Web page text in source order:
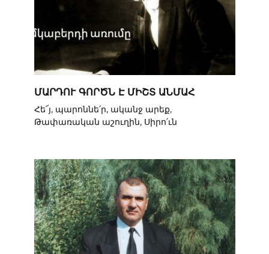
ՄԱՐԴՈՒ ԳՈՐԾՆ Է ՄԻՇՏ ԱՆՄԱՀ
Հե՜յ, պարոննե՛ր, ականջ արեք,
Թափառական աշուղին, Սիրո՛ւն